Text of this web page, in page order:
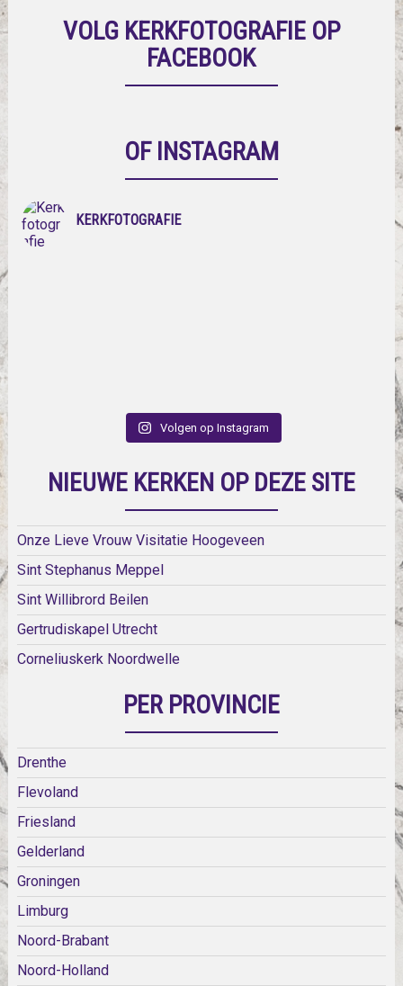
VOLG KERKFOTOGRAFIE OP
FACEBOOK
OF INSTAGRAM
KERKFOTOGRAFIE
Volgen op Instagram
NIEUWE KERKEN OP DEZE SITE
Onze Lieve Vrouw Visitatie Hoogeveen
Sint Stephanus Meppel
Sint Willibrord Beilen
Gertrudiskapel Utrecht
Corneliuskerk Noordwelle
PER PROVINCIE
Drenthe
Flevoland
Friesland
Gelderland
Groningen
Limburg
Noord-Brabant
Noord-Holland